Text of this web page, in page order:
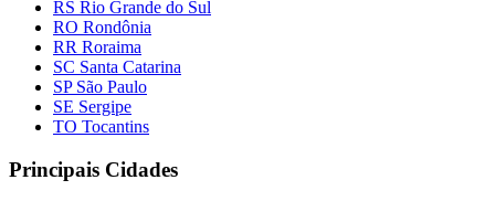
RS Rio Grande do Sul
RO Rondônia
RR Roraima
SC Santa Catarina
SP São Paulo
SE Sergipe
TO Tocantins
Principais Cidades